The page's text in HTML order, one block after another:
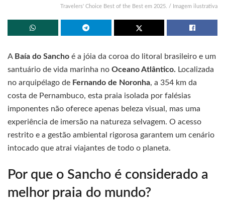
Travelers' Choice Best of the Best em 2025. / Imagem ilustrativa
A Baía do Sancho é a jóia da coroa do litoral brasileiro e um
santuário de vida marinha no Oceano Atlântico. Localizada
no arquipélago de Fernando de Noronha, a 354 km da
costa de Pernambuco, esta praia isolada por falésias
imponentes não oferece apenas beleza visual, mas uma
experiência de imersão na natureza selvagem. O acesso
restrito e a gestão ambiental rigorosa garantem um cenário
intocado que atrai viajantes de todo o planeta.
Por que o Sancho é considerado a
melhor praia do mundo?